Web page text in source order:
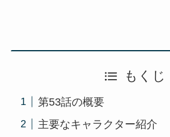
もくじ
第53話の概要
主要なキャラクター紹介